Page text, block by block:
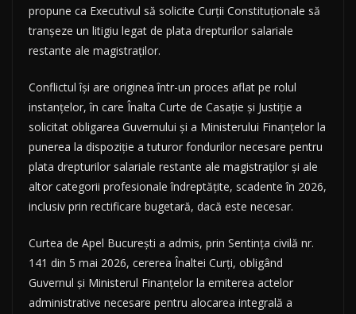
propune ca Executivul să solicite Curții Constituționale să
tranșeze un litigiu legat de plata drepturilor salariale
restante ale magistraților.
Conflictul își are originea într-un proces aflat pe rolul
instanțelor, în care Înalta Curte de Casație și Justiție a
solicitat obligarea Guvernului și a Ministerului Finanțelor la
punerea la dispoziție a tuturor fondurilor necesare pentru
plata drepturilor salariale restante ale magistraților și ale
altor categorii profesionale îndreptățite, scadente în 2026,
inclusiv prin rectificare bugetară, dacă este necesar.
Curtea de Apel București a admis, prin Sentința civilă nr.
141 din 5 mai 2026, cererea Înaltei Curți, obligând
Guvernul și Ministerul Finanțelor la emiterea actelor
administrative necesare pentru alocarea integrală a